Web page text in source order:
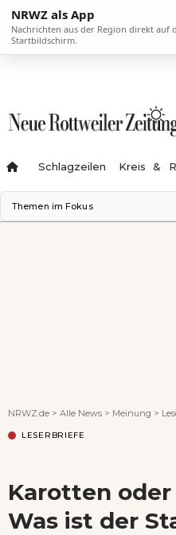
NRWZ als App
Nachrichten aus der Region direkt auf
Startbildschirm.
Schlagzeilen Kreis &
Themen im Fokus
NRWZ.de > Alle News > Meinung >
LESERBRIEFE
Karotten
Was ist der